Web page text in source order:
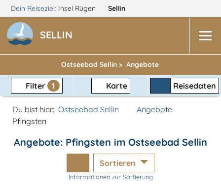
Dein Reiseziel: Insel Rügen Sellin
SELLIN
Ostseebad Sellin > Angebote
Filter 1 Karte Reisedaten
Du bist hier: Ostseebad Sellin
Angebote
Pfingsten
Angebote: Pfingsten im Ostseebad Sellin
Sortieren
Informationen zur Sortierung